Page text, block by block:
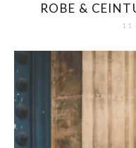
ROBE &
11